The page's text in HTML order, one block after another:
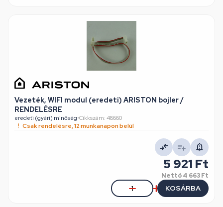
Vezeték, WIFI modul (eredeti) ARISTON bojler /
RENDELÉSRE
eredeti (gyári) minőség•Cikkszám: 48660
Csak rendelésre, 12 munkanapon belül
5 921 Ft
Nettó4 663 Ft
KOSÁRBA